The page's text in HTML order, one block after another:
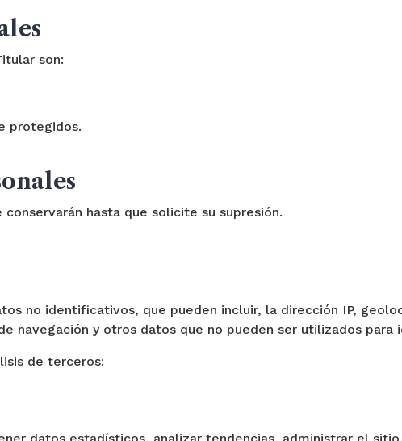
son:
protegidos.
hasta que solicite su supresión.
no identificativos, que pueden incluir, la dirección IP,
navegación y otros datos que no pueden ser utilizados para
de terceros: